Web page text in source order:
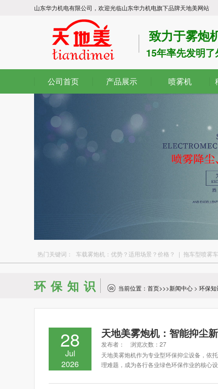
山东华力机电有限公司，欢迎光临山东华力机电旗下品牌天地美网站
致力于雾炮
15年率先发明
公司首页 产品展示 喷雾机
热门关键词： 车载雾炮机：优势？适用场景？价格？ | 拖车型喷雾车
环保知识 当前位置： 首页>>>新闻中心 > 环保知
28
Jul
2026
天地美雾炮机：智能抑尘
发布者： 浏览次数：27
天地美雾炮机作为专业型环保抑尘设备，依
理难题，成为各行各业绿色环保作业的核心